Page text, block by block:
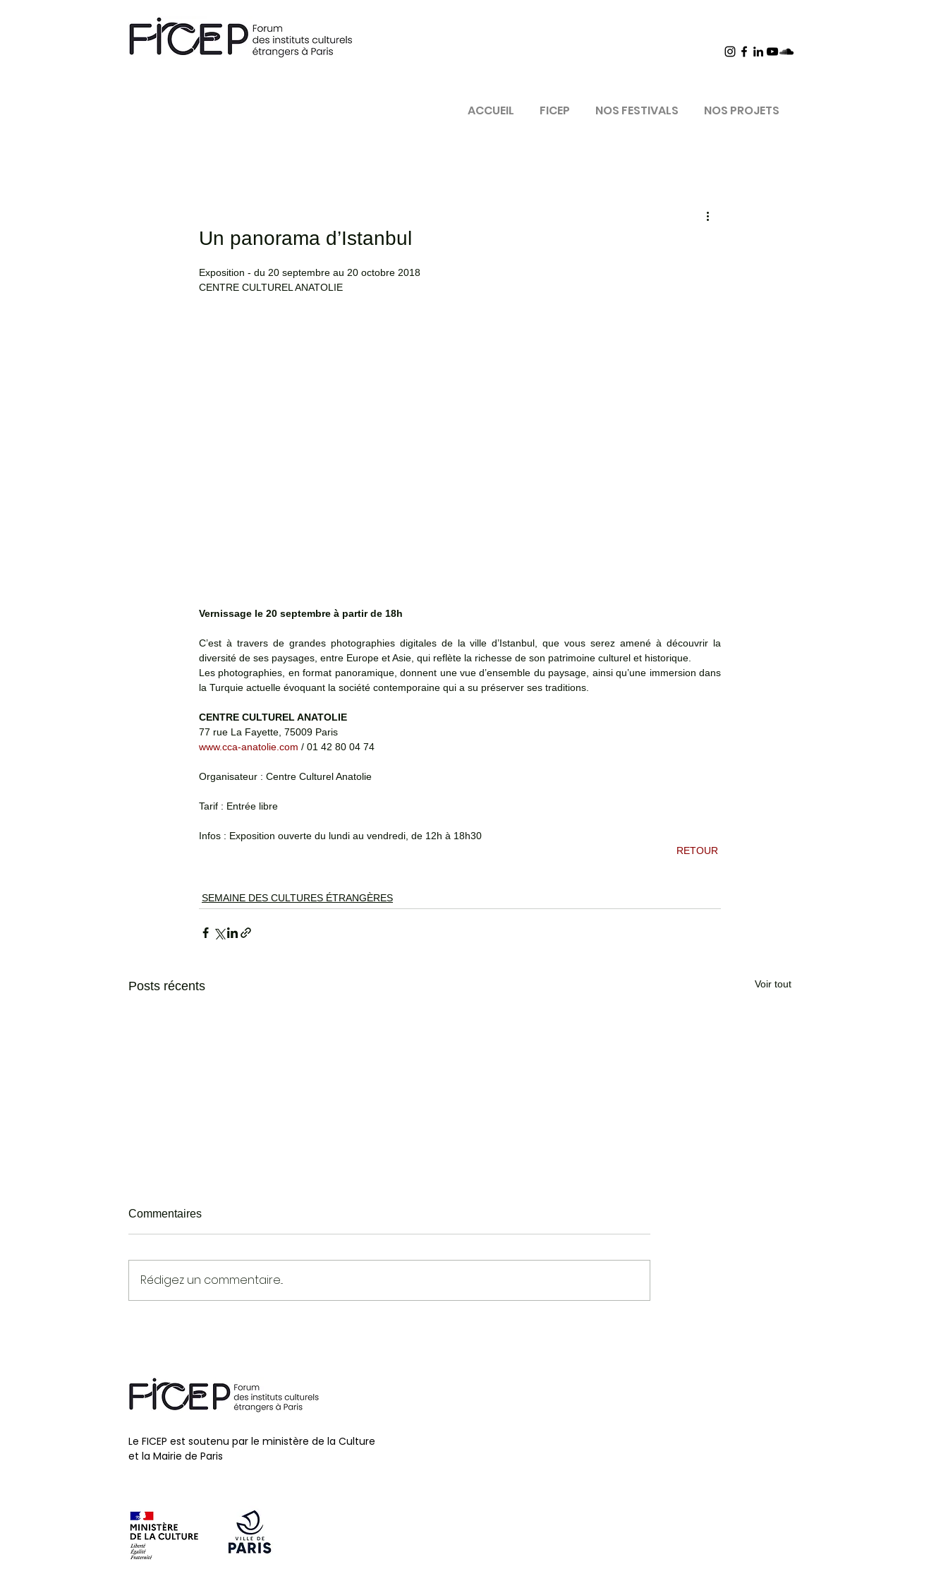
ACCUEIL FICEP NOS FESTIVALS NOS PROJETS
Un panorama d’Istanbul
Exposition - du 20 septembre au 20 octobre 2018
CENTRE CULTUREL ANATOLIE
Vernissage le 20 septembre à partir de 18h
C’est à travers de grandes photographies digitales de la ville d’Istanbul, que vous serez amené à découvrir la
diversité de ses paysages, entre Europe et Asie, qui reflète la richesse de son patrimoine culturel et historique.
Les photographies, en format panoramique, donnent une vue d’ensemble du paysage, ainsi qu’une immersion dans
la Turquie actuelle évoquant la société contemporaine qui a su préserver ses traditions.
CENTRE CULTUREL ANATOLIE
77 rue La Fayette, 75009 Paris
www.cca-anatolie.com / 01 42 80 04 74
Organisateur : Centre Culturel Anatolie
Tarif : Entrée libre
Infos : Exposition ouverte du lundi au vendredi, de 12h à 18h30
RETOUR
SEMAINE DES CULTURES ÉTRANGÈRES
Posts récents Voir tout
PAUL INGENDAAY
Né à Florence en 1972, Sandro
s'occuper...
Commentaires
Rédigez un commentaire...
Le FICEP est soutenu par le ministère de la Culture
et la Mairie de Paris